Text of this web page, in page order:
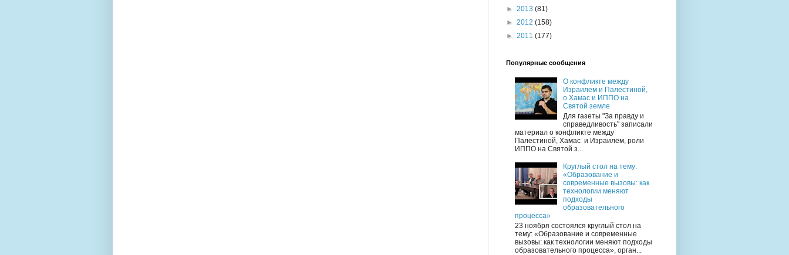
► 2013 (81)
► 2012 (158)
► 2011 (177)
Популярные сообщения
О конфликте между
Израилем и Палестиной,
о Хамас и ИППО на
Святой земле
Для газеты "За правду и
справедливость" записали
материал о конфликте между
Палестиной, Хамас и Израилем, роли
ИППО на Святой з...
Круглый стол на тему:
«Образование и
современные вызовы: как
технологии меняют
подходы
образовательного
процесса»
23 ноября состоялся круглый стол на
тему: «Образование и современные
вызовы: как технологии меняют подходы
образовательного процесса», орган...